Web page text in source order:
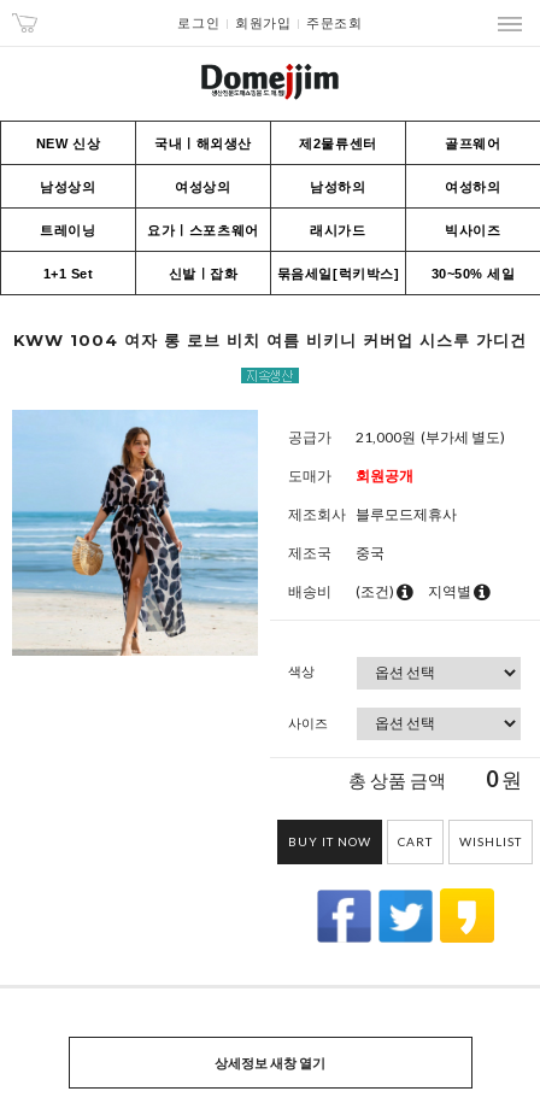
로그인 회원가입 주문조회
NEW 신상 국내ㅣ해외생산 제2물류센터 골프웨어
남성상의 여성상의 남성하의 여성하의
트레이닝 요가ㅣ스포츠웨어 래시가드 빅사이즈
1+1 Set 신발ㅣ잡화 묶음세일[럭키박스] 30~50% 세일
KWW 1004 여자 롱 로브 비치 여름 비키니 커버업 시스루 가디건
공급가 21,000원 (부가세 별도)
도매가 회원공개
제조회사 블루모드제휴사
제조국 중국
배송비 (조건) 지역별
색상
사이즈
총 상품 금액 0원
BUY IT NOW CART WISHLIST
상세정보 새창 열기